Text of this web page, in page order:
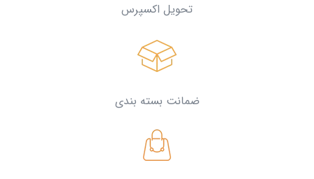
تحویل اکسپرس
ضمانت بسته بندی